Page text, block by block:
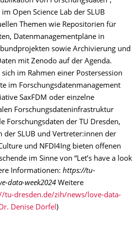
Open Science Lab der SLUB
Themen wie Repositorien für
Datenmanagementpläne in
sowie Archivierung und
mit Zenodo auf der Agenda.
im Rahmen einer Postersession
im Forschungsdatenmanagement
SaxFDM oder einzelne
Forschungsdateninfrastruktur
Forschungsdaten der TU Dresden,
der SLUB und Vertreter:innen der
und NFDI4Ing bieten offenen
im Sinne von “Let’s have a look
Informationen: https://tu-
data-week2024 Weitere
tu-dresden.de/zih/news/love-data-
Denise Dörfel)